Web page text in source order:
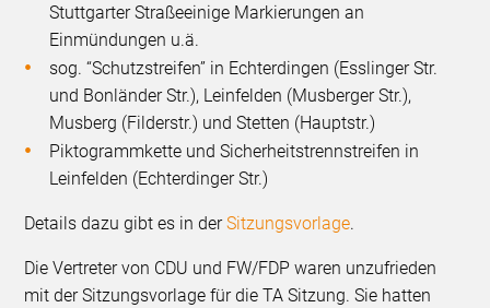
Stuttgarter Straßeeinige Markierungen an
Einmündungen u.ä.
sog. “Schutzstreifen” in Echterdingen (Esslinger Str.
und Bonländer Str.), Leinfelden (Musberger Str.),
Musberg (Filderstr.) und Stetten (Hauptstr.)
Piktogrammkette und Sicherheitstrennstreifen in
Leinfelden (Echterdinger Str.)
Details dazu gibt es in derSitzungsvorlage.
Die Vertreter von CDU und FW/FDP waren unzufrieden
mit der Sitzungsvorlage für die TA Sitzung. Sie hatten